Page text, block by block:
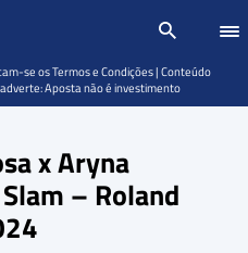
x Aryna
– Roland
se os Termos e Condições | Conteúdo
Aposta não é investimento